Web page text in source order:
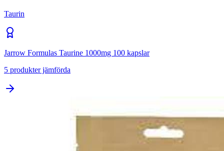
Taurin
Jarrow Formulas Taurine 1000mg 100 kapslar
5 produkter jämförda